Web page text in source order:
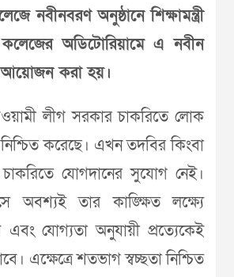
নবীনবরণ অনুষ্ঠানে শিক্ষামন্ত্রী
অডিটোরিয়ামে এ নবীন
আয়োজন করা হয়।
লীগ সরকার চাকরিতে লোক
করেছে। এখন তদবির কিংবা
যোগদানের সুযোগ নেই।
অবশ্যই তার কাঙ্ক্ষিত লক্ষ্যে
এবং যোগ্যতা অনুযায়ী প্রত্যেকেই
এক্ষেত্রে শতভাগ স্বচ্ছতা নিশ্চিত